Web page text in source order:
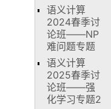
语义计算
2024春季讨
论班——NP
难问题专题
语义计算
2025春季讨
论班——强
化学习专题2